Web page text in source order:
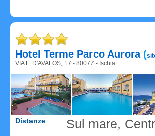
Hotel Terme Parco Aurora(
VIA F. D'AVALOS, 17 - 80077 - Ischia
Distanze Sul mare,